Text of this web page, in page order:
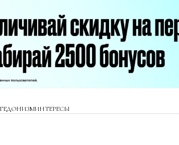
ГЕДОНИЗМИНТЕРЕСЫ